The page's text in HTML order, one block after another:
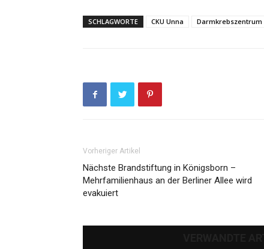
SCHLAGWORTE CKU Unna Darmkrebszentrum
Vorheriger Artikel
Nächste Brandstiftung in Königsborn –
Mehrfamilienhaus an der Berliner Allee wird
evakuiert